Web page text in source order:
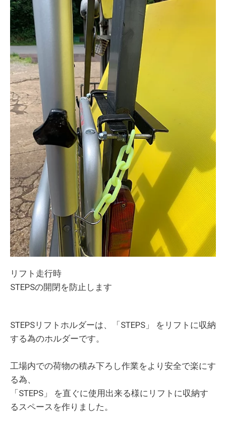
リフト走行時
STEPSの開閉を防止します
STEPSリフトホルダーは、「STEPS」 をリフトに収納
する為のホルダーです。
工場内での荷物の積み下ろし作業をより安全で楽にす
る為、
「STEPS」 を直ぐに使用出来る様にリフトに収納す
るスペースを作りました。